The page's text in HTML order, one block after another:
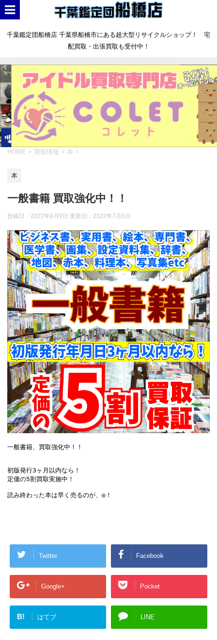
千葉鑑定団船橋店 千葉県船橋市にある超大型リサイクルショップ！ 宅
配買取・出張買取も受付中！
HOME > 買取情報 > 本 >
本
一般書籍 買取強化中！！
投稿日：2022年8月9日 更新日： 2022年7月6日
一般書籍、買取強化中！！
初版発行3ヶ月以内なら！
定価の5割買取実施中！
Twitter Facebook
Google+ Pocket
B! はてブ LINE